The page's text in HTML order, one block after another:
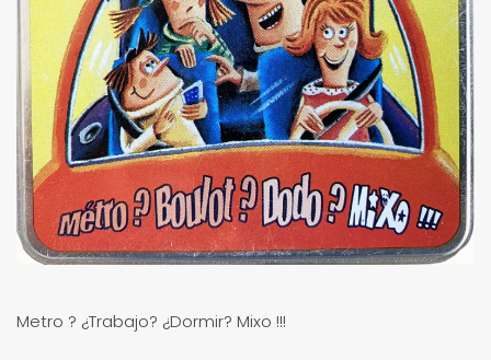
Metro ? ¿Trabajo? ¿Dormir? Mixo !!!